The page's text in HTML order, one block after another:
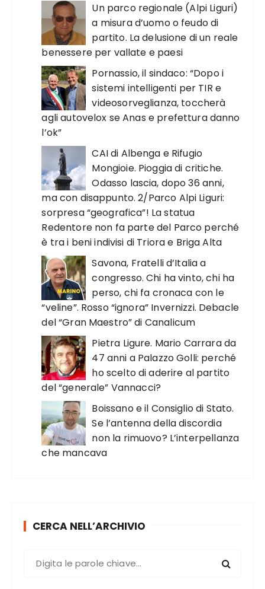
Un parco regionale (Alpi Liguri)
a misura d’uomo o feudo di
partito. La delusione di un reale
benessere per vallate e paesi
Pornassio, il sindaco: “Dopo i
sistemi intelligenti per TIR e
videosorveglianza, toccherà
agli autovelox se Anas e prefettura danno
l’ok”
CAI di Albenga e Rifugio
Mongioie. Pioggia di critiche.
Odasso lascia, dopo 36 anni,
ma con disappunto. 2/Parco Alpi Liguri:
sorpresa “geografica”! La statua
Redentore non fa parte del Parco perché
è tra i beni indivisi di Triora e Briga Alta
Savona, Fratelli d’Italia a
congresso. Chi ha vinto, chi ha
perso, chi fa cronaca con le
“veline”. Rosso “ignora” Invernizzi. Debacle
del “Gran Maestro” di Canalicum
Pietra Ligure. Mario Carrara da
47 anni a Palazzo Golli: perché
ho scelto di aderire al partito
del “generale” Vannacci?
Boissano e il Consiglio di Stato.
Se l’antenna della discordia
non la rimuovo? L’interpellanza
che mancava
CERCA NELL’ARCHIVIO